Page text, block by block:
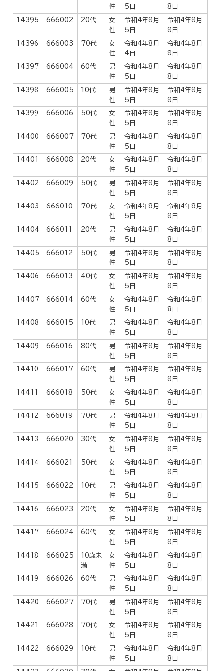
性
5日
8日
14395 666002 20代
女
性
令和4年8月
5日
令和4年8月
8日
14396 666003 70代
女
性
令和4年8月
4日
令和4年8月
8日
14397 666004 60代
男
性
令和4年8月
5日
令和4年8月
8日
14398 666005 10代
男
性
令和4年8月
5日
令和4年8月
8日
14399 666006 50代
女
性
令和4年8月
5日
令和4年8月
8日
14400 666007 70代
男
性
令和4年8月
5日
令和4年8月
8日
14401 666008 20代
女
性
令和4年8月
5日
令和4年8月
8日
14402 666009 50代
男
性
令和4年8月
5日
令和4年8月
8日
14403 666010 70代
女
性
令和4年8月
5日
令和4年8月
8日
14404 666011 20代
男
性
令和4年8月
5日
令和4年8月
8日
14405 666012 50代
男
性
令和4年8月
5日
令和4年8月
8日
14406 666013 40代
女
性
令和4年8月
5日
令和4年8月
8日
14407 666014 60代
女
性
令和4年8月
5日
令和4年8月
8日
14408 666015 10代
男
性
令和4年8月
5日
令和4年8月
8日
14409 666016 80代
男
性
令和4年8月
5日
令和4年8月
8日
14410 666017 60代
男
性
令和4年8月
5日
令和4年8月
8日
14411 666018 50代
女
性
令和4年8月
5日
令和4年8月
8日
14412 666019 70代
男
性
令和4年8月
5日
令和4年8月
8日
14413 666020 30代
女
性
令和4年8月
5日
令和4年8月
8日
14414 666021 50代
女
性
令和4年8月
5日
令和4年8月
8日
14415 666022 10代
男
性
令和4年8月
5日
令和4年8月
8日
14416 666023 20代
女
性
令和4年8月
5日
令和4年8月
8日
14417 666024 60代
女
性
令和4年8月
5日
令和4年8月
8日
14418 666025
10歳未
満
女
性
令和4年8月
5日
令和4年8月
8日
14419 666026 60代
男
性
令和4年8月
5日
令和4年8月
8日
14420 666027 70代
男
性
令和4年8月
5日
令和4年8月
8日
14421 666028 70代
女
性
令和4年8月
5日
令和4年8月
8日
14422 666029 10代
男
性
令和4年8月
5日
令和4年8月
8日